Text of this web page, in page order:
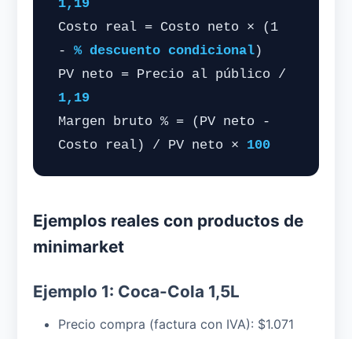
1,19
Costo real = Costo neto × (1
-% descuento condicional)
PV neto = Precio al público /
1,19
Margen bruto % = (PV neto -
Costo real) / PV neto × 100
Ejemplos reales con productos de
minimarket
Ejemplo 1: Coca-Cola 1,5L
Precio compra (factura con IVA): $1.071